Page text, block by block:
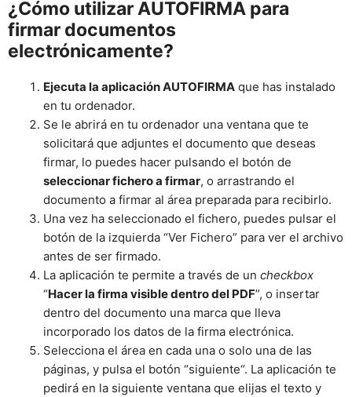
¿Cómo utilizar AUTOFIRMA para
firmar documentos
electrónicamente?
Ejecuta la aplicación AUTOFIRMA que has instalado
en tu ordenador.
Se le abrirá en tu ordenador una ventana que te
solicitará que adjuntes el documento que deseas
firmar, lo puedes hacer pulsando el botón de
seleccionar fichero a firmar, o arrastrando el
documento a firmar al área preparada para recibirlo.
Una vez ha seleccionado el fichero, puedes pulsar el
botón de la izquierda “Ver Fichero” para ver el archivo
antes de ser firmado.
La aplicación te permite a través de un checkbox
“Hacer la firma visible dentro del PDF”, o insertar
dentro del documento una marca que lleva
incorporado los datos de la firma electrónica.
Selecciona el área en cada una o solo una de las
páginas, y pulsa el botón “siguiente“. La aplicación te
pedirá en la siguiente ventana que elijas el texto y